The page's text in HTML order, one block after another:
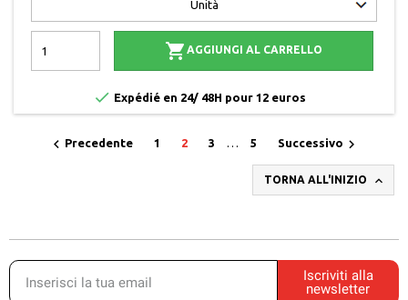
 AGGIUNGI AL CARRELLO
 Expédié en 24/ 48H pour 12 euros
 Precedente 1 2 3 … 5 Successivo 
TORNA ALL'INIZIO 
Iscriviti alla
newsletter